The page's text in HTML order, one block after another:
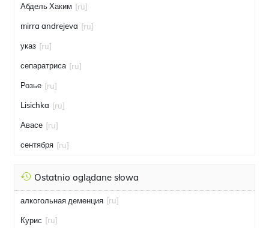
Абдель Хаким [ru]
mirra andrejeva [ru]
указ [ru]
сепаратриса [ru]
Розье [ru]
Lisichka [ru]
Авасе [ru]
сентября [ru]
Ostatnio oglądane słowa
алкогольная деменция [ru]
Курис [ru]